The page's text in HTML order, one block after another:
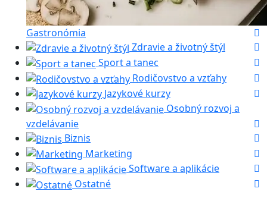
Gastronómia
Zdravie a životný štýl
Sport a tanec
Rodičovstvo a vzťahy
Jazykové kurzy
Osobný rozvoj a
vzdelávanie
Biznis
Marketing
Software a aplikácie
Ostatné